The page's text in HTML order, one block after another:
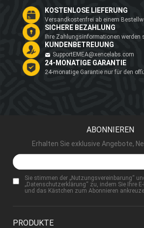
KOSTENLOSE LIEFERUNG
Versandkostenfrei ab einem
SICHERE BEZAHLUNG
Ihre Zahlungsinformationen werden
KUNDENBETREUUNG
SupportEMEA@xencelabs.com
24-MONATIGE GARANTIE
24-monatige Garantie nur für den
ABONNIEREN
Erhalten Sie exklusive Angebote,
Sie stimmen der „Nutzungsvereinbarung“
„Datenschutzerklärung“ zu, indem Sie Ihre
und das Kästchen zum Abonnieren
PRODUKTE